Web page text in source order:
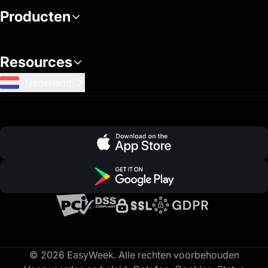
Producten
Resources
© 2026 EasyWeek. Alle rechten voorbehouden